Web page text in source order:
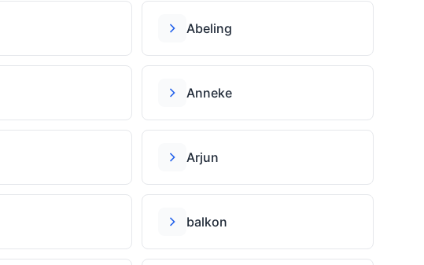
Abeling
Anneke
Arjun
balkon